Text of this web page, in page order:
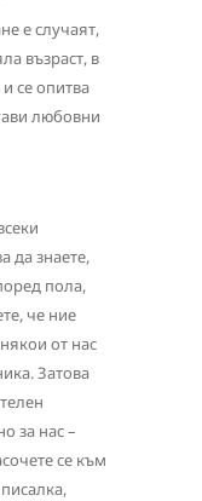
е случаят,
възраст, в
се опитва
любовни
да знаете,
пола,
че ние
от нас
Затова
за нас –
се към